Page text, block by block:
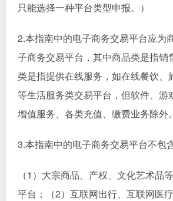
只能选择一种平台类型申报。）
2.本指南中的电子商务交易平台应为
子商务交易平台，其中商品类是指销
类是指提供在线服务，如在线餐饮、
等生活服务类交易平台，但软件、游
增值服务、各类充值、缴费业务除外。
3.本指南中的电子商务交易平台不包
（1）大宗商品、产权、文化艺术品
平台；（2）互联网出行、互联网医